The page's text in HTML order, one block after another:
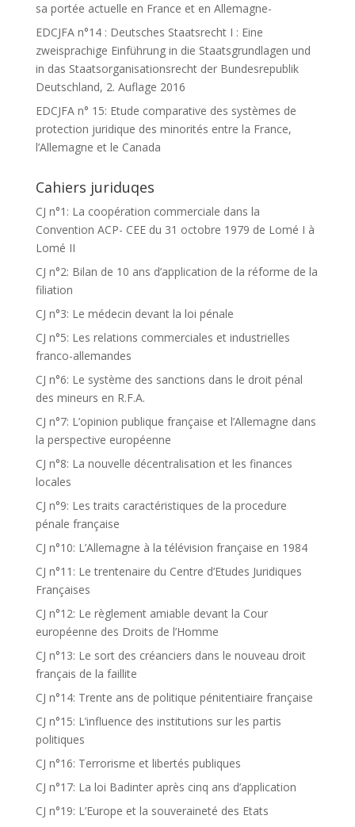
sa portée actuelle en France et en Allemagne-
EDCJFA n°14 : Deutsches Staatsrecht I : Eine
zweisprachige Einführung in die Staatsgrundlagen und
in das Staatsorganisationsrecht der Bundesrepublik
Deutschland, 2. Auflage 2016
EDCJFA n° 15: Etude comparative des systèmes de
protection juridique des minorités entre la France,
l’Allemagne et le Canada
Cahiers juriduqes
CJ n°1: La coopération commerciale dans la
Convention ACP- CEE du 31 octobre 1979 de Lomé I à
Lomé II
CJ n°2: Bilan de 10 ans d’application de la réforme de la
filiation
CJ n°3: Le médecin devant la loi pénale
CJ n°5: Les relations commerciales et industrielles
franco-allemandes
CJ n°6: Le système des sanctions dans le droit pénal
des mineurs en R.F.A.
CJ n°7: L’opinion publique française et l’Allemagne dans
la perspective européenne
CJ n°8: La nouvelle décentralisation et les finances
locales
CJ n°9: Les traits caractéristiques de la procedure
pénale française
CJ n°10: L’Allemagne à la télévision française en 1984
CJ n°11: Le trentenaire du Centre d’Etudes Juridiques
Françaises
CJ n°12: Le règlement amiable devant la Cour
européenne des Droits de l’Homme
CJ n°13: Le sort des créanciers dans le nouveau droit
français de la faillite
CJ n°14: Trente ans de politique pénitentiaire française
CJ n°15: L’influence des institutions sur les partis
politiques
CJ n°16: Terrorisme et libertés publiques
CJ n°17: La loi Badinter après cinq ans d’application
CJ n°19: L’Europe et la souveraineté des Etats